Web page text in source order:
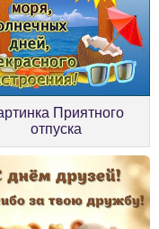
Приятного
отпуска